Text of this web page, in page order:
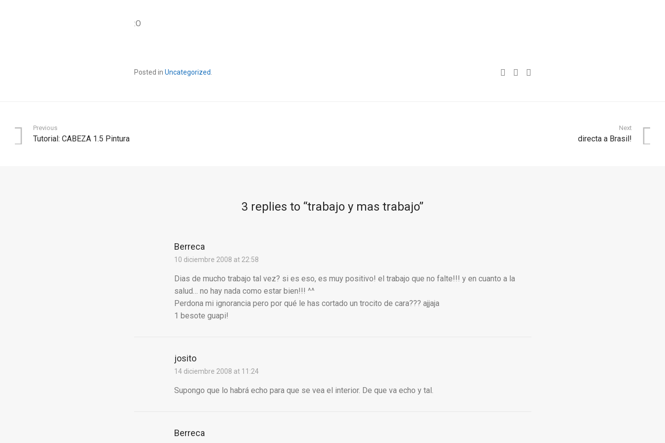
:O
Posted in Uncategorized
Previous
Tutorial: CABEZA 1.5 Pintura
Next
directa a Brasil!
3 replies to “trabajo y mas trabajo”
Berreca
10 diciembre 2008 at 22:58
Dias de mucho trabajo tal vez? si es eso, es muy positivo! el trabajo que no falte!!! y en cuanto a la
salud… no hay nada como estar bien!!! ^^
Perdona mi ignorancia pero por qué le has cortado un trocito de cara??? ajjaja
1 besote guapi!
josito
14 diciembre 2008 at 11:24
Supongo que lo habrá echo para que se vea el interior. De que va echo y tal.
Berreca